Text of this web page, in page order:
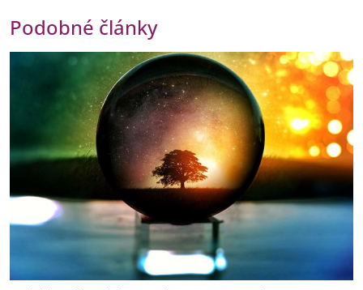
Podobné články